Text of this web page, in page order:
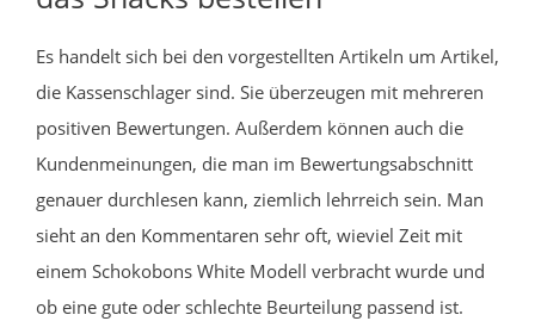
Es handelt sich bei den vorgestellten Artikeln um Artikel,
die Kassenschlager sind. Sie überzeugen mit mehreren
positiven Bewertungen. Außerdem können auch die
Kundenmeinungen, die man im Bewertungsabschnitt
genauer durchlesen kann, ziemlich lehrreich sein. Man
sieht an den Kommentaren sehr oft, wieviel Zeit mit
einem Schokobons White Modell verbracht wurde und
ob eine gute oder schlechte Beurteilung passend ist.